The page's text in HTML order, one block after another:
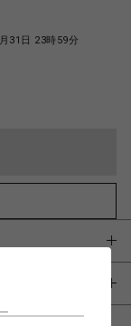
31日 23時59分